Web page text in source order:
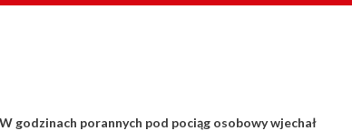
godzinach porannych pod pociąg osobowy wjechał